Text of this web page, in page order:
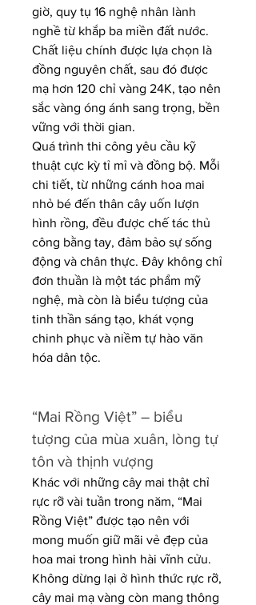
giờ, quy tụ 16 nghệ nhân lành
nghề từ khắp ba miền đất nước.
Chất liệu chính được lựa chọn là
đồng nguyên chất, sau đó được
mạ hơn 120 chỉ vàng 24K, tạo nên
sắc vàng óng ánh sang trọng, bền
vững với thời gian.
Quá trình thi công yêu cầu kỹ
thuật cực kỳ tỉ mỉ và đồng bộ. Mỗi
chi tiết, từ những cánh hoa mai
nhỏ bé đến thân cây uốn lượn
hình rồng, đều được chế tác thủ
công bằng tay, đảm bảo sự sống
động và chân thực. Đây không chỉ
đơn thuần là một tác phẩm mỹ
nghệ, mà còn là biểu tượng của
tinh thần sáng tạo, khát vọng
chinh phục và niềm tự hào văn
hóa dân tộc.
“Mai Rồng Việt” – biểu
tượng của mùa xuân, lòng tự
tôn và thịnh vượng
Khác với những cây mai thật chỉ
rực rỡ vài tuần trong năm, “Mai
Rồng Việt” được tạo nên với
mong muốn giữ mãi vẻ đẹp của
hoa mai trong hình hài vĩnh cửu.
Không dừng lại ở hình thức rực rỡ,
cây mai mạ vàng còn mang thông